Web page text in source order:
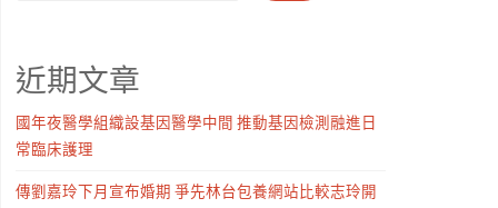
近期文章
國年夜醫學組織設基因醫學中間 推動基因檢測融進日
常臨床護理
傳劉嘉玲下月宣布婚期 爭先林台包養網站比較志玲開